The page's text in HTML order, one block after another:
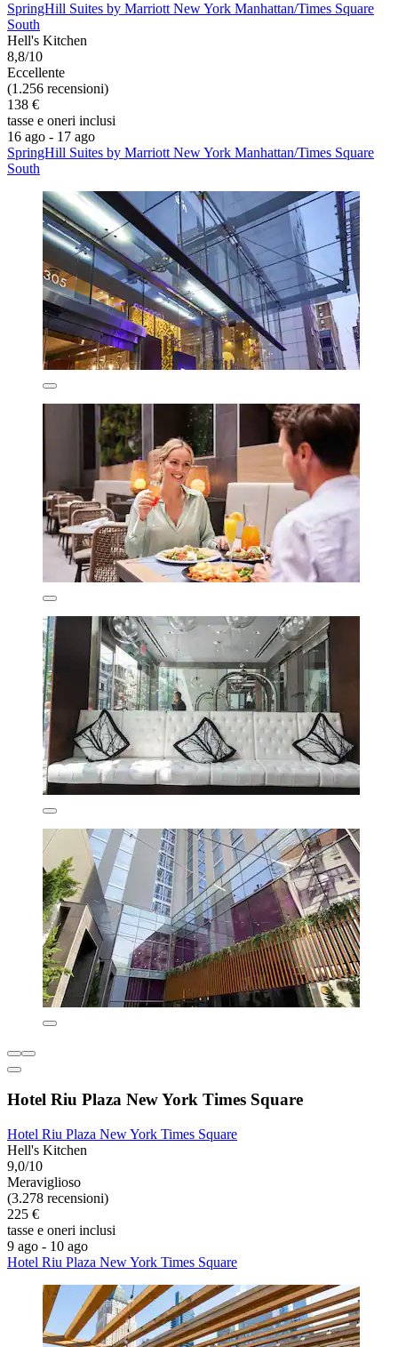
SpringHill Suites by Marriott New York Manhattan/Times Square
South
Hell's Kitchen
8,8/10
Eccellente
(1.256 recensioni)
138 €
tasse e oneri inclusi
16 ago - 17 ago
SpringHill Suites by Marriott New York Manhattan/Times Square
South
Hotel Riu Plaza New York Times Square
Hotel Riu Plaza New York Times Square
Hell's Kitchen
9,0/10
Meraviglioso
(3.278 recensioni)
225 €
tasse e oneri inclusi
9 ago - 10 ago
Hotel Riu Plaza New York Times Square